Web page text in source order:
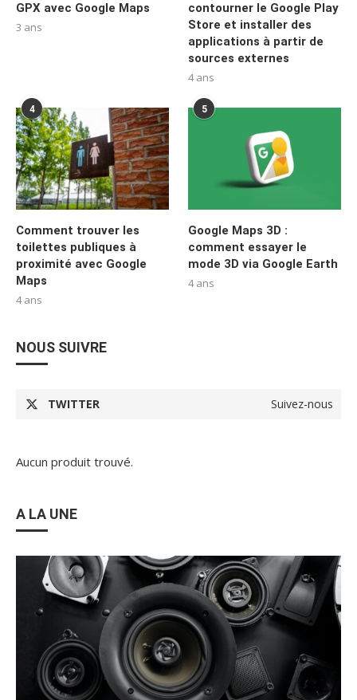
GPX avec Google Maps
3 ans
contourner le Google Play
Store et installer des
applications à partir de
sources externes
4 ans
4
Comment trouver les
toilettes publiques à
proximité avec Google
Maps
4 ans
5
Google Maps 3D :
comment essayer le
mode 3D via Google Earth
4 ans
NOUS SUIVRE
TWITTER Suivez-nous
Aucun produit trouvé.
A LA UNE